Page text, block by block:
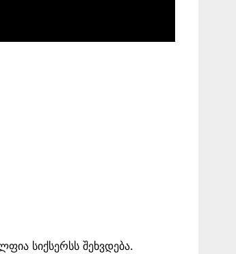
სიქსერსს შეხვდება.